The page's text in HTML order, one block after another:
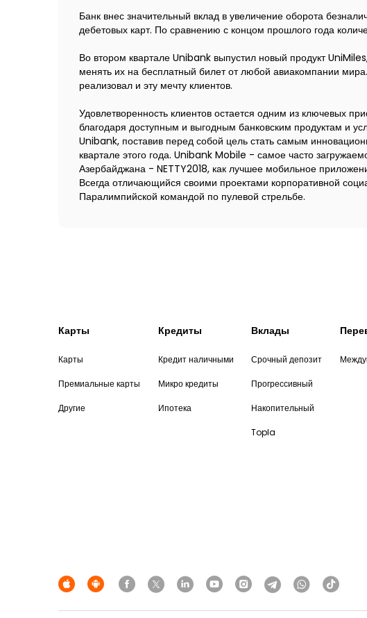
Банк внес значительный вклад в увеличение оборота
дебетовых карт. По сравнению с концом прошлого года
Во втором квартале Unibank выпустил новый продукт
менять их на бесплатный билет от любой авиакомпании
реализовал и эту мечту клиентов.
Удовлетворенность клиентов остается одним из ключевых
благодаря доступным и выгодным банковским продуктам и
Unibank, поставив перед собой цель стать самым
квартале этого года. Unibank Mobile - самое часто
Азербайджана - NETTY2018, как лучшее мобильное
Всегда отличающийся своими проектами корпоративной
Паралимпийской командой по пулевой стрельбе.
Карты
Карты
Премиальные карты
Другие
Кредиты
Кредит наличными
Микро кредиты
Ипотека
Вклады
Срочный депозит
Прогрессивный
Накопительный
Topla